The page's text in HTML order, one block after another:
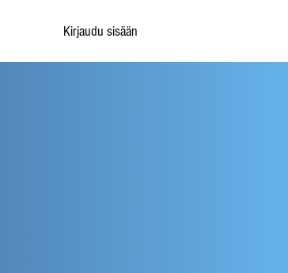
Kirjaudu sisään